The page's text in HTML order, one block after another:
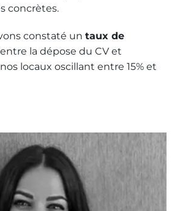
concrètes.
constaté un taux de
entre la dépose du CV et
locaux oscillant entre 15% et